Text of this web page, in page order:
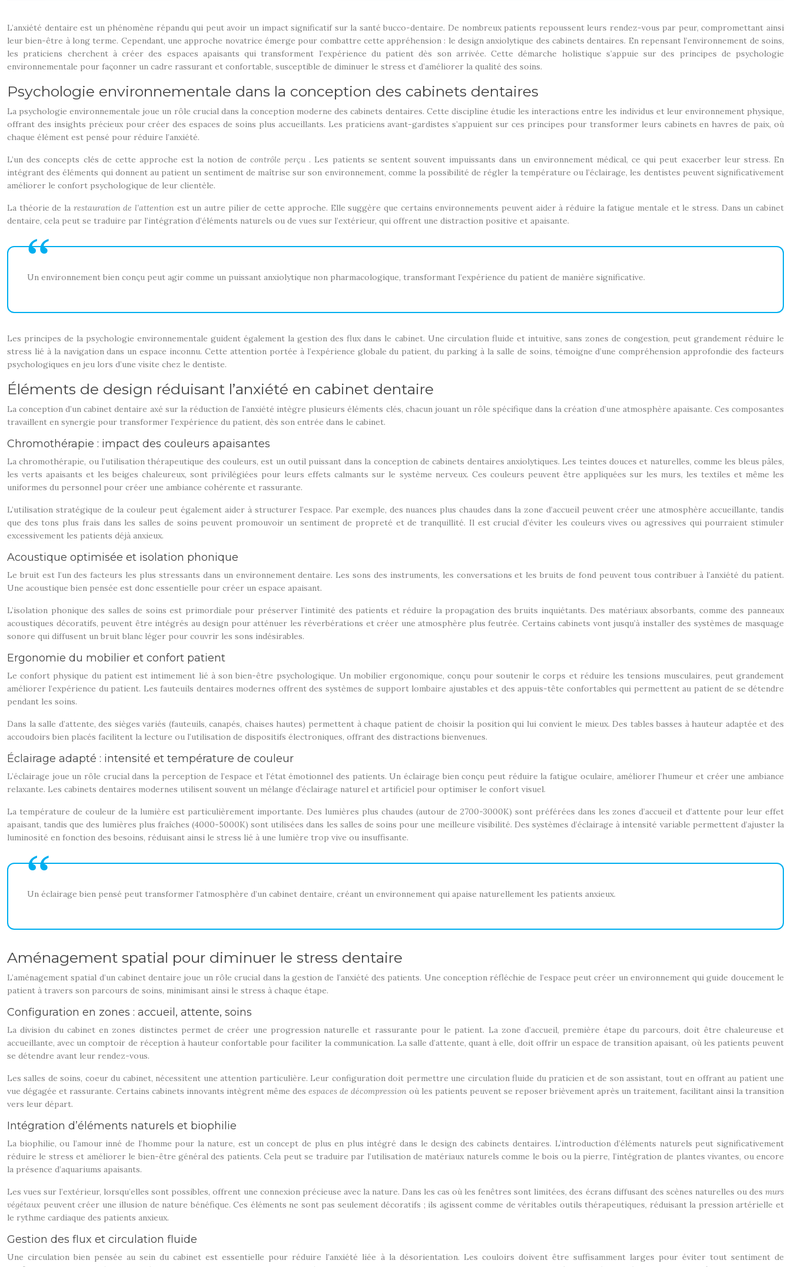
L’anxiété dentaire est un phénomène répandu qui peut avoir un impact significatif sur la santé bucco-dentaire. De nombreux patients repoussent leurs rendez-vous par peur, compromettant ainsi
leur bien-être à long terme. Cependant, une approche novatrice émerge pour combattre cette appréhension : le design anxiolytique des cabinets dentaires. En repensant l’environnement de soins,
les praticiens cherchent à créer des espaces apaisants qui transforment l’expérience du patient dès son arrivée. Cette démarche holistique s’appuie sur des principes de psychologie
environnementale pour façonner un cadre rassurant et confortable, susceptible de diminuer le stress et d’améliorer la qualité des soins.
Psychologie environnementale dans la conception des cabinets dentaires
La psychologie environnementale joue un rôle crucial dans la conception moderne des cabinets dentaires. Cette discipline étudie les interactions entre les individus et leur environnement physique,
offrant des insights précieux pour créer des espaces de soins plus accueillants. Les praticiens avant-gardistes s’appuient sur ces principes pour transformer leurs cabinets en havres de paix, où
chaque élément est pensé pour réduire l’anxiété.
L’un des concepts clés de cette approche est la notion de contrôle perçu . Les patients se sentent souvent impuissants dans un environnement médical, ce qui peut exacerber leur stress. En
intégrant des éléments qui donnent au patient un sentiment de maîtrise sur son environnement, comme la possibilité de régler la température ou l’éclairage, les dentistes peuvent significativement
améliorer le confort psychologique de leur clientèle.
La théorie de la restauration de l’attention est un autre pilier de cette approche. Elle suggère que certains environnements peuvent aider à réduire la fatigue mentale et le stress. Dans un cabinet
dentaire, cela peut se traduire par l’intégration d’éléments naturels ou de vues sur l’extérieur, qui offrent une distraction positive et apaisante.
Un environnement bien conçu peut agir comme un puissant anxiolytique non pharmacologique, transformant l’expérience du patient de manière significative.
Les principes de la psychologie environnementale guident également la gestion des flux dans le cabinet. Une circulation fluide et intuitive, sans zones de congestion, peut grandement réduire le
stress lié à la navigation dans un espace inconnu. Cette attention portée à l’expérience globale du patient, du parking à la salle de soins, témoigne d’une compréhension approfondie des facteurs
psychologiques en jeu lors d’une visite chez le dentiste.
Éléments de design réduisant l’anxiété en cabinet dentaire
La conception d’un cabinet dentaire axé sur la réduction de l’anxiété intègre plusieurs éléments clés, chacun jouant un rôle spécifique dans la création d’une atmosphère apaisante. Ces composantes
travaillent en synergie pour transformer l’expérience du patient, dès son entrée dans le cabinet.
Chromothérapie : impact des couleurs apaisantes
La chromothérapie, ou l’utilisation thérapeutique des couleurs, est un outil puissant dans la conception de cabinets dentaires anxiolytiques. Les teintes douces et naturelles, comme les bleus pâles,
les verts apaisants et les beiges chaleureux, sont privilégiées pour leurs effets calmants sur le système nerveux. Ces couleurs peuvent être appliquées sur les murs, les textiles et même les
uniformes du personnel pour créer une ambiance cohérente et rassurante.
L’utilisation stratégique de la couleur peut également aider à structurer l’espace. Par exemple, des nuances plus chaudes dans la zone d’accueil peuvent créer une atmosphère accueillante, tandis
que des tons plus frais dans les salles de soins peuvent promouvoir un sentiment de propreté et de tranquillité. Il est crucial d’éviter les couleurs vives ou agressives qui pourraient stimuler
excessivement les patients déjà anxieux.
Acoustique optimisée et isolation phonique
Le bruit est l’un des facteurs les plus stressants dans un environnement dentaire. Les sons des instruments, les conversations et les bruits de fond peuvent tous contribuer à l’anxiété du patient.
Une acoustique bien pensée est donc essentielle pour créer un espace apaisant.
L’isolation phonique des salles de soins est primordiale pour préserver l’intimité des patients et réduire la propagation des bruits inquiétants. Des matériaux absorbants, comme des panneaux
acoustiques décoratifs, peuvent être intégrés au design pour atténuer les réverbérations et créer une atmosphère plus feutrée. Certains cabinets vont jusqu’à installer des systèmes de masquage
sonore qui diffusent un bruit blanc léger pour couvrir les sons indésirables.
Ergonomie du mobilier et confort patient
Le confort physique du patient est intimement lié à son bien-être psychologique. Un mobilier ergonomique, conçu pour soutenir le corps et réduire les tensions musculaires, peut grandement
améliorer l’expérience du patient. Les fauteuils dentaires modernes offrent des systèmes de support lombaire ajustables et des appuis-tête confortables qui permettent au patient de se détendre
pendant les soins.
Dans la salle d’attente, des sièges variés (fauteuils, canapés, chaises hautes) permettent à chaque patient de choisir la position qui lui convient le mieux. Des tables basses à hauteur adaptée et des
accoudoirs bien placés facilitent la lecture ou l’utilisation de dispositifs électroniques, offrant des distractions bienvenues.
Éclairage adapté : intensité et température de couleur
L’éclairage joue un rôle crucial dans la perception de l’espace et l’état émotionnel des patients. Un éclairage bien conçu peut réduire la fatigue oculaire, améliorer l’humeur et créer une ambiance
relaxante. Les cabinets dentaires modernes utilisent souvent un mélange d’éclairage naturel et artificiel pour optimiser le confort visuel.
La température de couleur de la lumière est particulièrement importante. Des lumières plus chaudes (autour de 2700-3000K) sont préférées dans les zones d’accueil et d’attente pour leur effet
apaisant, tandis que des lumières plus fraîches (4000-5000K) sont utilisées dans les salles de soins pour une meilleure visibilité. Des systèmes d’éclairage à intensité variable permettent d’ajuster la
luminosité en fonction des besoins, réduisant ainsi le stress lié à une lumière trop vive ou insuffisante.
Un éclairage bien pensé peut transformer l’atmosphère d’un cabinet dentaire, créant un environnement qui apaise naturellement les patients anxieux.
Aménagement spatial pour diminuer le stress dentaire
L’aménagement spatial d’un cabinet dentaire joue un rôle crucial dans la gestion de l’anxiété des patients. Une conception réfléchie de l’espace peut créer un environnement qui guide doucement le
patient à travers son parcours de soins, minimisant ainsi le stress à chaque étape.
Configuration en zones : accueil, attente, soins
La division du cabinet en zones distinctes permet de créer une progression naturelle et rassurante pour le patient. La zone d’accueil, première étape du parcours, doit être chaleureuse et
accueillante, avec un comptoir de réception à hauteur confortable pour faciliter la communication. La salle d’attente, quant à elle, doit offrir un espace de transition apaisant, où les patients peuvent
se détendre avant leur rendez-vous.
Les salles de soins, coeur du cabinet, nécessitent une attention particulière. Leur configuration doit permettre une circulation fluide du praticien et de son assistant, tout en offrant au patient une
vue dégagée et rassurante. Certains cabinets innovants intègrent même des espaces de décompression où les patients peuvent se reposer brièvement après un traitement, facilitant ainsi la transition
vers leur départ.
Intégration d’éléments naturels et biophilie
La biophilie, ou l’amour inné de l’homme pour la nature, est un concept de plus en plus intégré dans le design des cabinets dentaires. L’introduction d’éléments naturels peut significativement
réduire le stress et améliorer le bien-être général des patients. Cela peut se traduire par l’utilisation de matériaux naturels comme le bois ou la pierre, l’intégration de plantes vivantes, ou encore
la présence d’aquariums apaisants.
Les vues sur l’extérieur, lorsqu’elles sont possibles, offrent une connexion précieuse avec la nature. Dans les cas où les fenêtres sont limitées, des écrans diffusant des scènes naturelles ou des murs
végétaux peuvent créer une illusion de nature bénéfique. Ces éléments ne sont pas seulement décoratifs ; ils agissent comme de véritables outils thérapeutiques, réduisant la pression artérielle et
le rythme cardiaque des patients anxieux.
Gestion des flux et circulation fluide
Une circulation bien pensée au sein du cabinet est essentielle pour réduire l’anxiété liée à la désorientation. Les couloirs doivent être suffisamment larges pour éviter tout sentiment de